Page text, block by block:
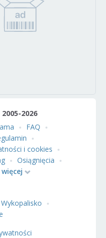
2026
FAQ
i cookies
Osiągnięcia
więcej
Wykopalisko